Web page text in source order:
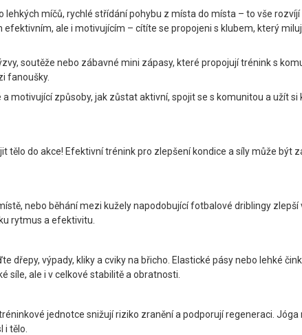
míčů, rychlé střídání pohybu z místa do místa – to vše
ale i motivujícím – cítíte se propojeni s klubem, který
soutěže nebo zábavné mini zápasy, které propojují trénink s
fanoušky.
způsoby, jak zůstat aktivní, spojit se s komunitou a užít si
do akce! Efektivní trénink pro zlepšení kondice a síly může být
nebo běhání mezi kužely napodobující fotbalové driblingy zlepší
rytmus a efektivitu.
výpady, kliky a cviky na břicho. Elastické pásy nebo lehké
síle, ale i v celkové stabilitě a obratnosti.
jednotce snižují riziko zranění a podporují regeneraci. Jóga
tělo.